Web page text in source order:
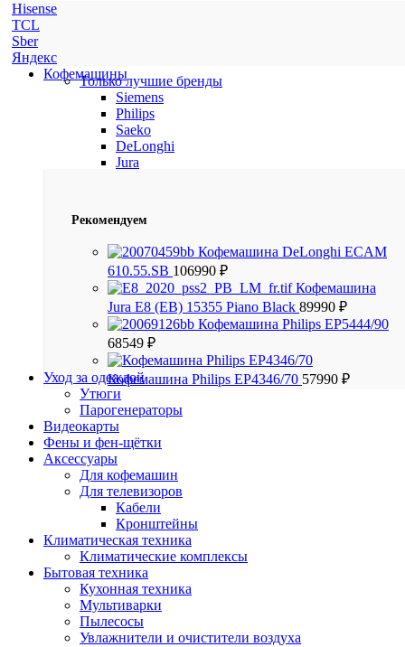
Hisense
TCL
Sber
Яндекс
Кофемашины
Только лучшие бренды
Siemens
Philips
Saeko
DeLonghi
Jura
Рекомендуем
Кофемашина DeLonghi ECAM
610.55.SB 106990 ₽
Кофемашина
Jura E8 (EB) 15355 Piano Black 89990 ₽
Кофемашина Philips EP5444/90
68549 ₽
Кофемашина Philips EP4346/70 57990 ₽
Уход за одеждой
Утюги
Парогенераторы
Видеокарты
Фены и фен-щётки
Аксессуары
Для кофемашин
Для телевизоров
Кабели
Кронштейны
Климатическая техника
Климатические комплексы
Бытовая техника
Кухонная техника
Мультиварки
Пылесосы
Увлажнители и очистители воздуха